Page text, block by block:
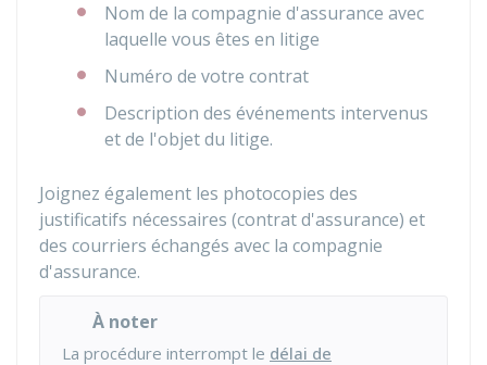
Nom de la compagnie d'assurance avec
laquelle vous êtes en litige
Numéro de votre contrat
Description des événements intervenus
et de l'objet du litige.
Joignez également les photocopies des
justificatifs nécessaires (contrat d'assurance) et
des courriers échangés avec la compagnie
d'assurance.
À noter
La procédure interrompt le délai de